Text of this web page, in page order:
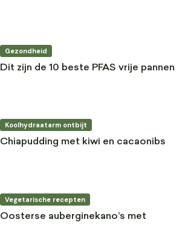
Gezondheid
Dit zijn de 10 beste PFAS vrije pannen
Koolhydraatarm ontbijt
Chiapudding met kiwi en cacaonibs
Vegetarische recepten
Oosterse auberginekano’s met